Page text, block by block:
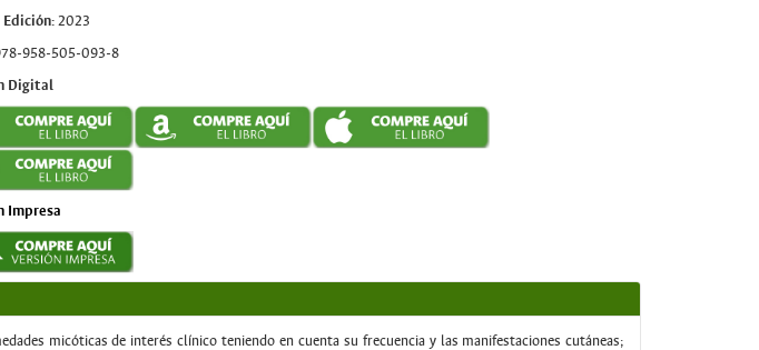
Edición:2023
958-505-093-8
Digital
Impresa
micóticas de interés clínico teniendo en cuenta su frecuencia y las manifestaciones cutáneas;